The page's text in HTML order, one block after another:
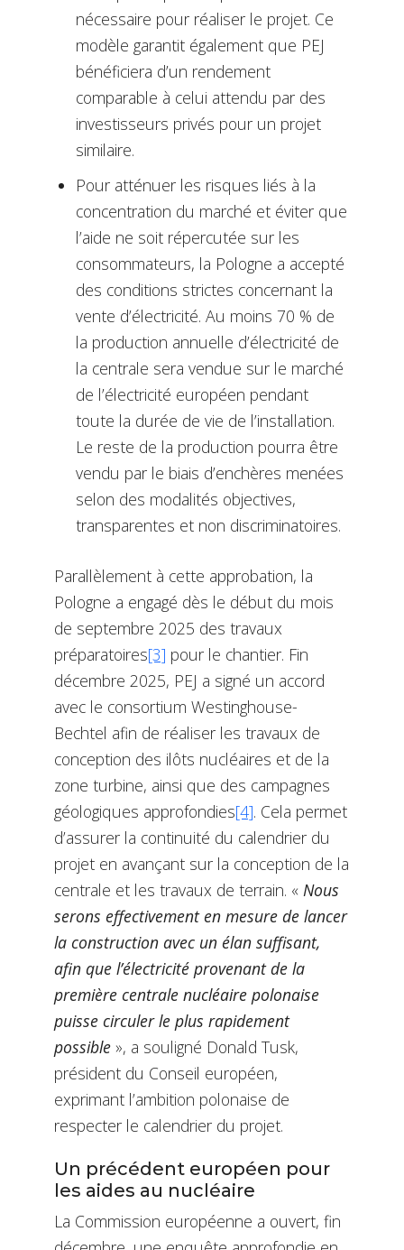
nécessaire pour réaliser le projet. Ce
modèle garantit également que PEJ
bénéficiera d’un rendement
comparable à celui attendu par des
investisseurs privés pour un projet
similaire.
Pour atténuer les risques liés à la
concentration du marché et éviter que
l’aide ne soit répercutée sur les
consommateurs, la Pologne a accepté
des conditions strictes concernant la
vente d’électricité. Au moins 70 % de
la production annuelle d’électricité de
la centrale sera vendue sur le marché
de l’électricité européen pendant
toute la durée de vie de l’installation.
Le reste de la production pourra être
vendu par le biais d’enchères menées
selon des modalités objectives,
transparentes et non discriminatoires.
Parallèlement à cette approbation, la
Pologne a engagé dès le début du mois
de septembre 2025 des travaux
préparatoires[3] pour le chantier. Fin
décembre 2025, PEJ a signé un accord
avec le consortium Westinghouse-
Bechtel afin de réaliser les travaux de
conception des ilôts nucléaires et de la
zone turbine, ainsi que des campagnes
géologiques approfondies[4]. Cela permet
d’assurer la continuité du calendrier du
projet en avançant sur la conception de la
centrale et les travaux de terrain. « Nous
serons effectivement en mesure de lancer
la construction avec un élan suffisant,
afin que l’électricité provenant de la
première centrale nucléaire polonaise
puisse circuler le plus rapidement
possible », a souligné Donald Tusk,
président du Conseil européen,
exprimant l’ambition polonaise de
respecter le calendrier du projet.
Un précédent européen pour
les aides au nucléaire
La Commission européenne a ouvert, fin